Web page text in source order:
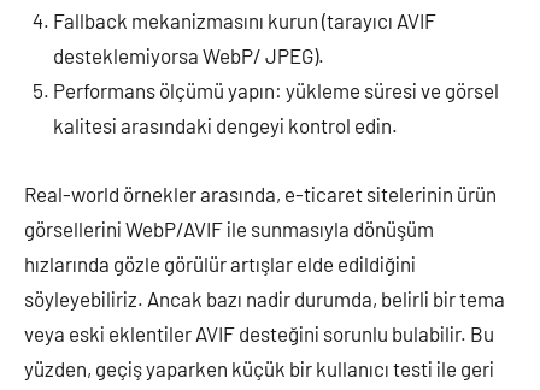
Fallback mekanizmasını kurun (tarayıcı AVIF
desteklemiyorsa WebP/ JPEG).
Performans ölçümü yapın: yükleme süresi ve görsel
kalitesi arasındaki dengeyi kontrol edin.
Real-world örnekler arasında, e-ticaret sitelerinin ürün
görsellerini WebP/AVIF ile sunmasıyla dönüşüm
hızlarında gözle görülür artışlar elde edildiğini
söyleyebiliriz. Ancak bazı nadir durumda, belirli bir tema
veya eski eklentiler AVIF desteğini sorunlu bulabilir. Bu
yüzden, geçiş yaparken küçük bir kullanıcı testi ile geri